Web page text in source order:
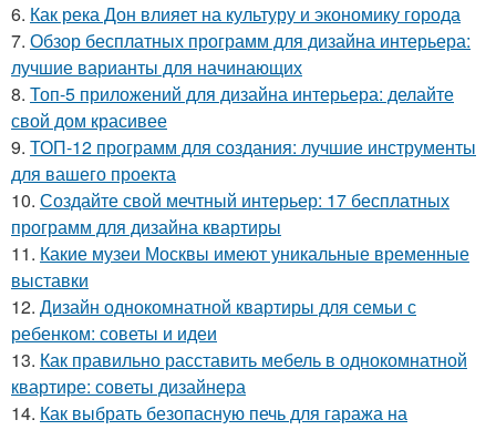
6. Как река Дон влияет на культуру и экономику города
7. Обзор бесплатных программ для дизайна интерьера:
лучшие варианты для начинающих
8. Топ-5 приложений для дизайна интерьера: делайте
свой дом красивее
9. ТОП-12 программ для создания: лучшие инструменты
для вашего проекта
10. Создайте свой мечтный интерьер: 17 бесплатных
программ для дизайна квартиры
11. Какие музеи Москвы имеют уникальные временные
выставки
12. Дизайн однокомнатной квартиры для семьи с
ребенком: советы и идеи
13. Как правильно расставить мебель в однокомнатной
квартире: советы дизайнера
14. Как выбрать безопасную печь для гаража на